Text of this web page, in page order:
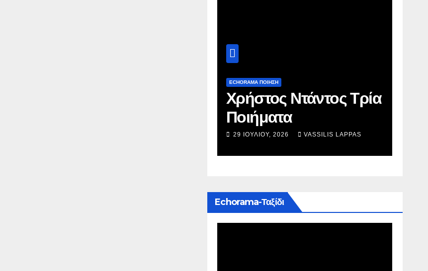
ECHORAMA ΠΟΙΗΣΗ
Χρήστος Ντάντος Τρία
Ποιήματα
29 ΙΟΥΛΊΟΥ, 2026 VASSILIS LAPPAS
Echorama-Ταξίδι